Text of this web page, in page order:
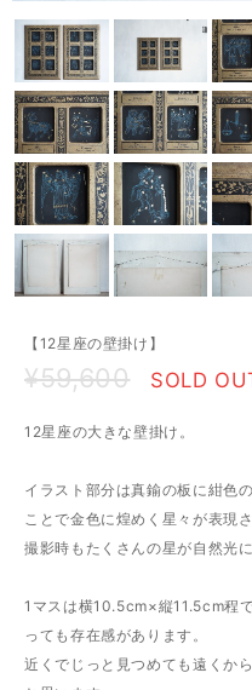
【12星座の壁掛け】
¥59,600 SOLD
12星座の大きな壁掛け。
イラスト部分は真鍮の板に紺色
ことで金色に煌めく星々が表現
撮影時もたくさんの星が自然光
1マスは横10.5cm×縦11.5cm程
っても存在感があります。
近くでじっと見つめても遠くか